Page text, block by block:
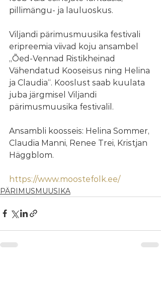
pillimängu- ja lauluoskus.
Viljandi pärimusmuusika festivali
eripreemia viivad koju ansambel
„Õed-Vennad Ristikheinad
Vähendatud Kooseisus ning Helina
ja Claudia“. Kooslust saab kuulata
juba järgmisel Viljandi
pärimusmuusika festivalil.
Ansambli koosseis: Helina Sommer,
Claudia Manni, Renee Trei, Kristjan
Häggblom.
https://www.moostefolk.ee/
PÄRIMUSMUUSIKA